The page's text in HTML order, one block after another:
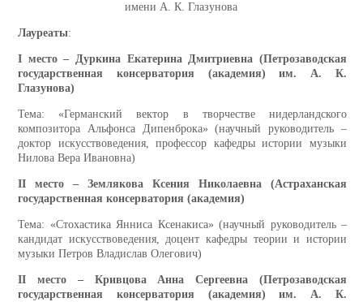
имени А. К. Глазунова
Лауреаты:
I место – Дуркина Екатерина Дмитриевна (Петрозаводская
государственная консерватория (академия) им. А. К.
Глазунова)
Тема: «Германский вектор в творчестве нидерландского
композитора Альфонса Дипенброка» (научный руководитель –
доктор искусствоведения, профессор кафедры истории музыки
Нилова Вера Ивановна)
II место – Землякова Ксения Николаевна (Астраханская
государственная консерватория (академия)
Тема: «Стохастика Янниса Ксенакиса» (научный руководитель –
кандидат искусствоведения, доцент кафедры теории и истории
музыки Петров Владислав Олегович)
II
место – Кривцова Анна Сергеевна (Петрозаводская
государственная консерватория (академия) им. А. К.